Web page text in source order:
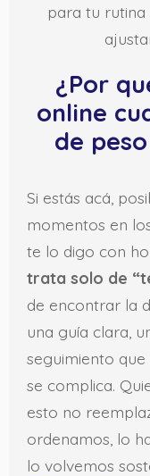
para tu rutina
¿Por
online
de
Si estás acá,
momentos en
te lo digo con
trata solo de
de encontrar la
una guía clara,
seguimiento
se complica.
esto no
ordenamos, lo
lo volvemos